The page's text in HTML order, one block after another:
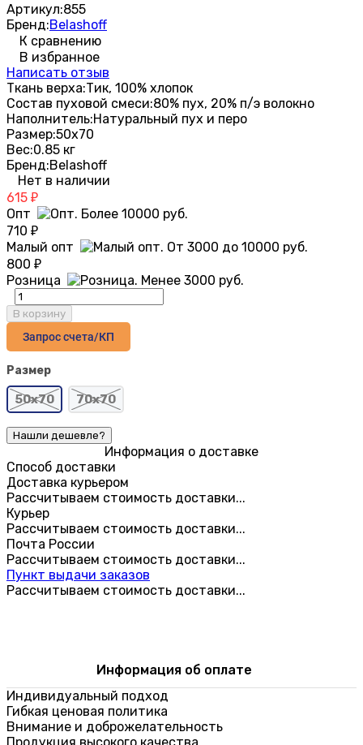
Артикул:855
Бренд:Belashoff
К сравнению
В избранное
Написать отзыв
Ткань верха:Тик, 100% хлопок
Состав пуховой смеси:80% пух, 20% п/э волокно
Наполнитель:Натуральный пух и перо
Размер:50х70
Вес:0.85 кг
Бренд:Belashoff
Нет в наличии
615 ₽
Опт
710 ₽
Малый опт
800 ₽
Розница
В корзину
Запрос счета/КП
Размер
50х70 70х70
Информация о доставке
Способ доставки
Доставка курьером
Рассчитываем стоимость доставки...
Курьер
Рассчитываем стоимость доставки...
Почта России
Рассчитываем стоимость доставки...
Пункт выдачи заказов
Рассчитываем стоимость доставки...
Информация об оплате
Индивидуальный подход
Гибкая ценовая политика
Внимание и доброжелательность